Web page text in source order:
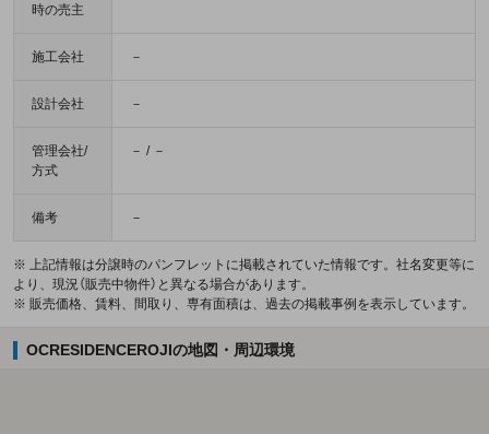
時の売主
施工会社 －
設計会社 －
管理会社/
方式
－ / －
備考 －
※ 上記情報は分譲時のパンフレットに掲載されていた情報です。社名変更等に
より、現況（販売中物件）と異なる場合があります。
※ 販売価格、賃料、間取り、専有面積は、過去の掲載事例を表示しています。
OCRESIDENCEROJIの地図・周辺環境